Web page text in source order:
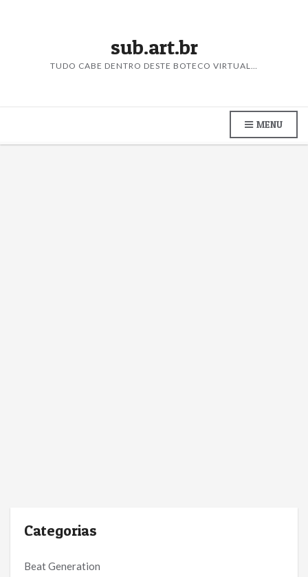
sub.art.br
TUDO CABE DENTRO DESTE BOTECO VIRTUAL…
MENU
Categorias
Beat Generation